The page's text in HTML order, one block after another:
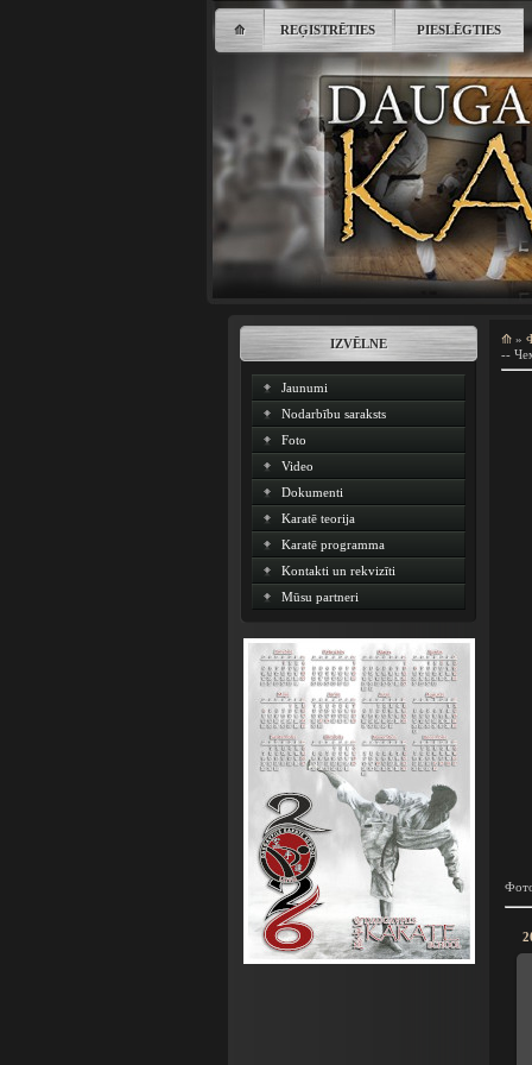
⟰ REĢISTRĒTIES PIESLĒGTIES
IZVĒLNE
Jaunumi
Nodarbību saraksts
Foto
Video
Dokumenti
Karatē teorija
Karatē programma
Kontakti un rekvizīti
Mūsu partneri
⟰ »
--